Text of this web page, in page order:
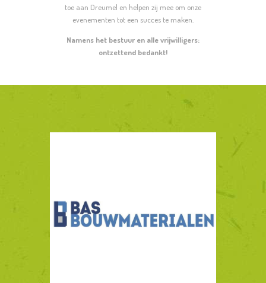
toe aan Dreumel en helpen zij mee om onze
evenementen tot een succes te maken.
Namens het bestuur en alle vrijwilligers:
ontzettend bedankt!